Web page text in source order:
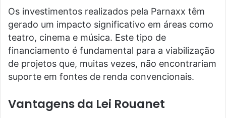
Os investimentos realizados pela Parnaxx têm
gerado um impacto significativo em áreas como
teatro, cinema e música. Este tipo de
financiamento é fundamental para a viabilização
de projetos que, muitas vezes, não encontrariam
suporte em fontes de renda convencionais.
Vantagens da Lei Rouanet